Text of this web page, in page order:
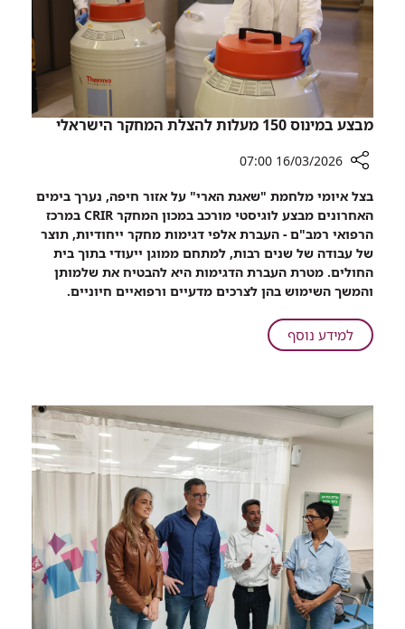
הארצי
למידע
בהרעלות
מבצע במינוס 150 מעלות להצלת המחקר הישראלי
שיתוף
מבצע
במינוס
150
מעלות
להצלת
המחקר
הישראלי
16/03/2026 07:00
בצל איומי מלחמת "שאגת הארי" על אזור חיפה, נערך בימים
האחרונים מבצע לוגיסטי מורכב במכון המחקר CRIR במרכז
הרפואי רמב"ם - העברת אלפי דגימות מחקר ייחודיות, תוצר
של עבודה של שנים רבות, למתחם ממוגן ייעודי בתוך בית
החולים. מטרת העברת הדגימות היא להבטיח את שלמותן
והמשך השימוש בהן לצרכים מדעיים ורפואיים חיוניים.
למידע נוסףעל
מבצע
מעלות
להצלת
המחקר
הישראלי